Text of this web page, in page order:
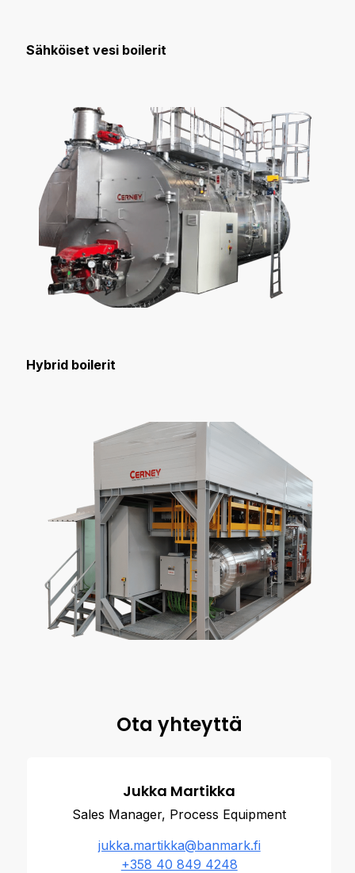
Sähköiset vesi boilerit
Hybrid boilerit
Ota yhteyttä
Jukka Martikka
Sales Manager, Process Equipment
jukka.martikka@banmark.fi
+358 40 849 4248